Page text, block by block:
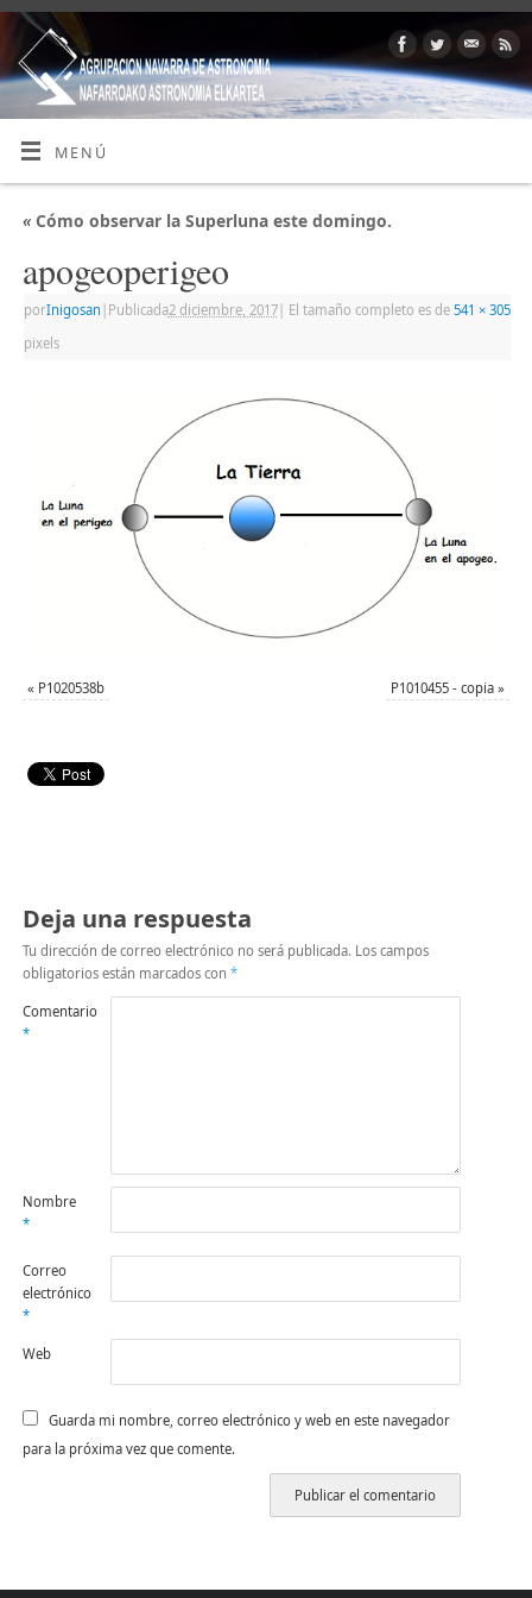
MENÚ
«Cómo observar la Superluna este domingo.
apogeoperigeo
porInigosan Publicada2 diciembre, 2017| El tamaño completo es de 541 × 305
pixels
« P1020538b P1010455 - copia »
Deja una respuesta
Tu dirección de correo electrónico no será publicada. Los campos
obligatorios están marcados con *
Comentario
*
Nombre
*
Correo
electrónico
*
Web
Guarda mi nombre, correo electrónico y web en este navegador
para la próxima vez que comente.